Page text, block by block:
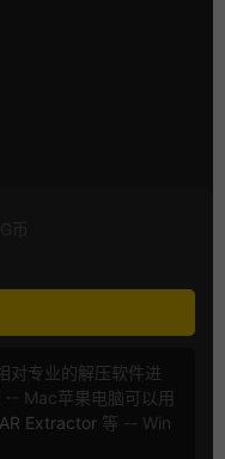
专业的解压软件进
-- Mac苹果电脑可以用
Extractor 等 -- Win